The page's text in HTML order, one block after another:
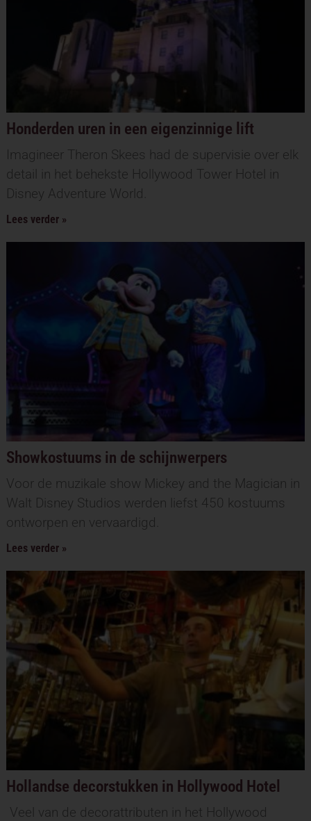
Honderden uren in een eigenzinnige lift
Imagineer Theron Skees had de supervisie over elk
detail in het behekste Hollywood Tower Hotel in
Disney Adventure World.
Lees verder »
Showkostuums in de schijnwerpers
Voor de muzikale show Mickey and the Magician in
Walt Disney Studios werden liefst 450 kostuums
ontworpen en vervaardigd.
Lees verder »
Hollandse decorstukken in Hollywood Hotel
Veel van de decorattributen in het Hollywood